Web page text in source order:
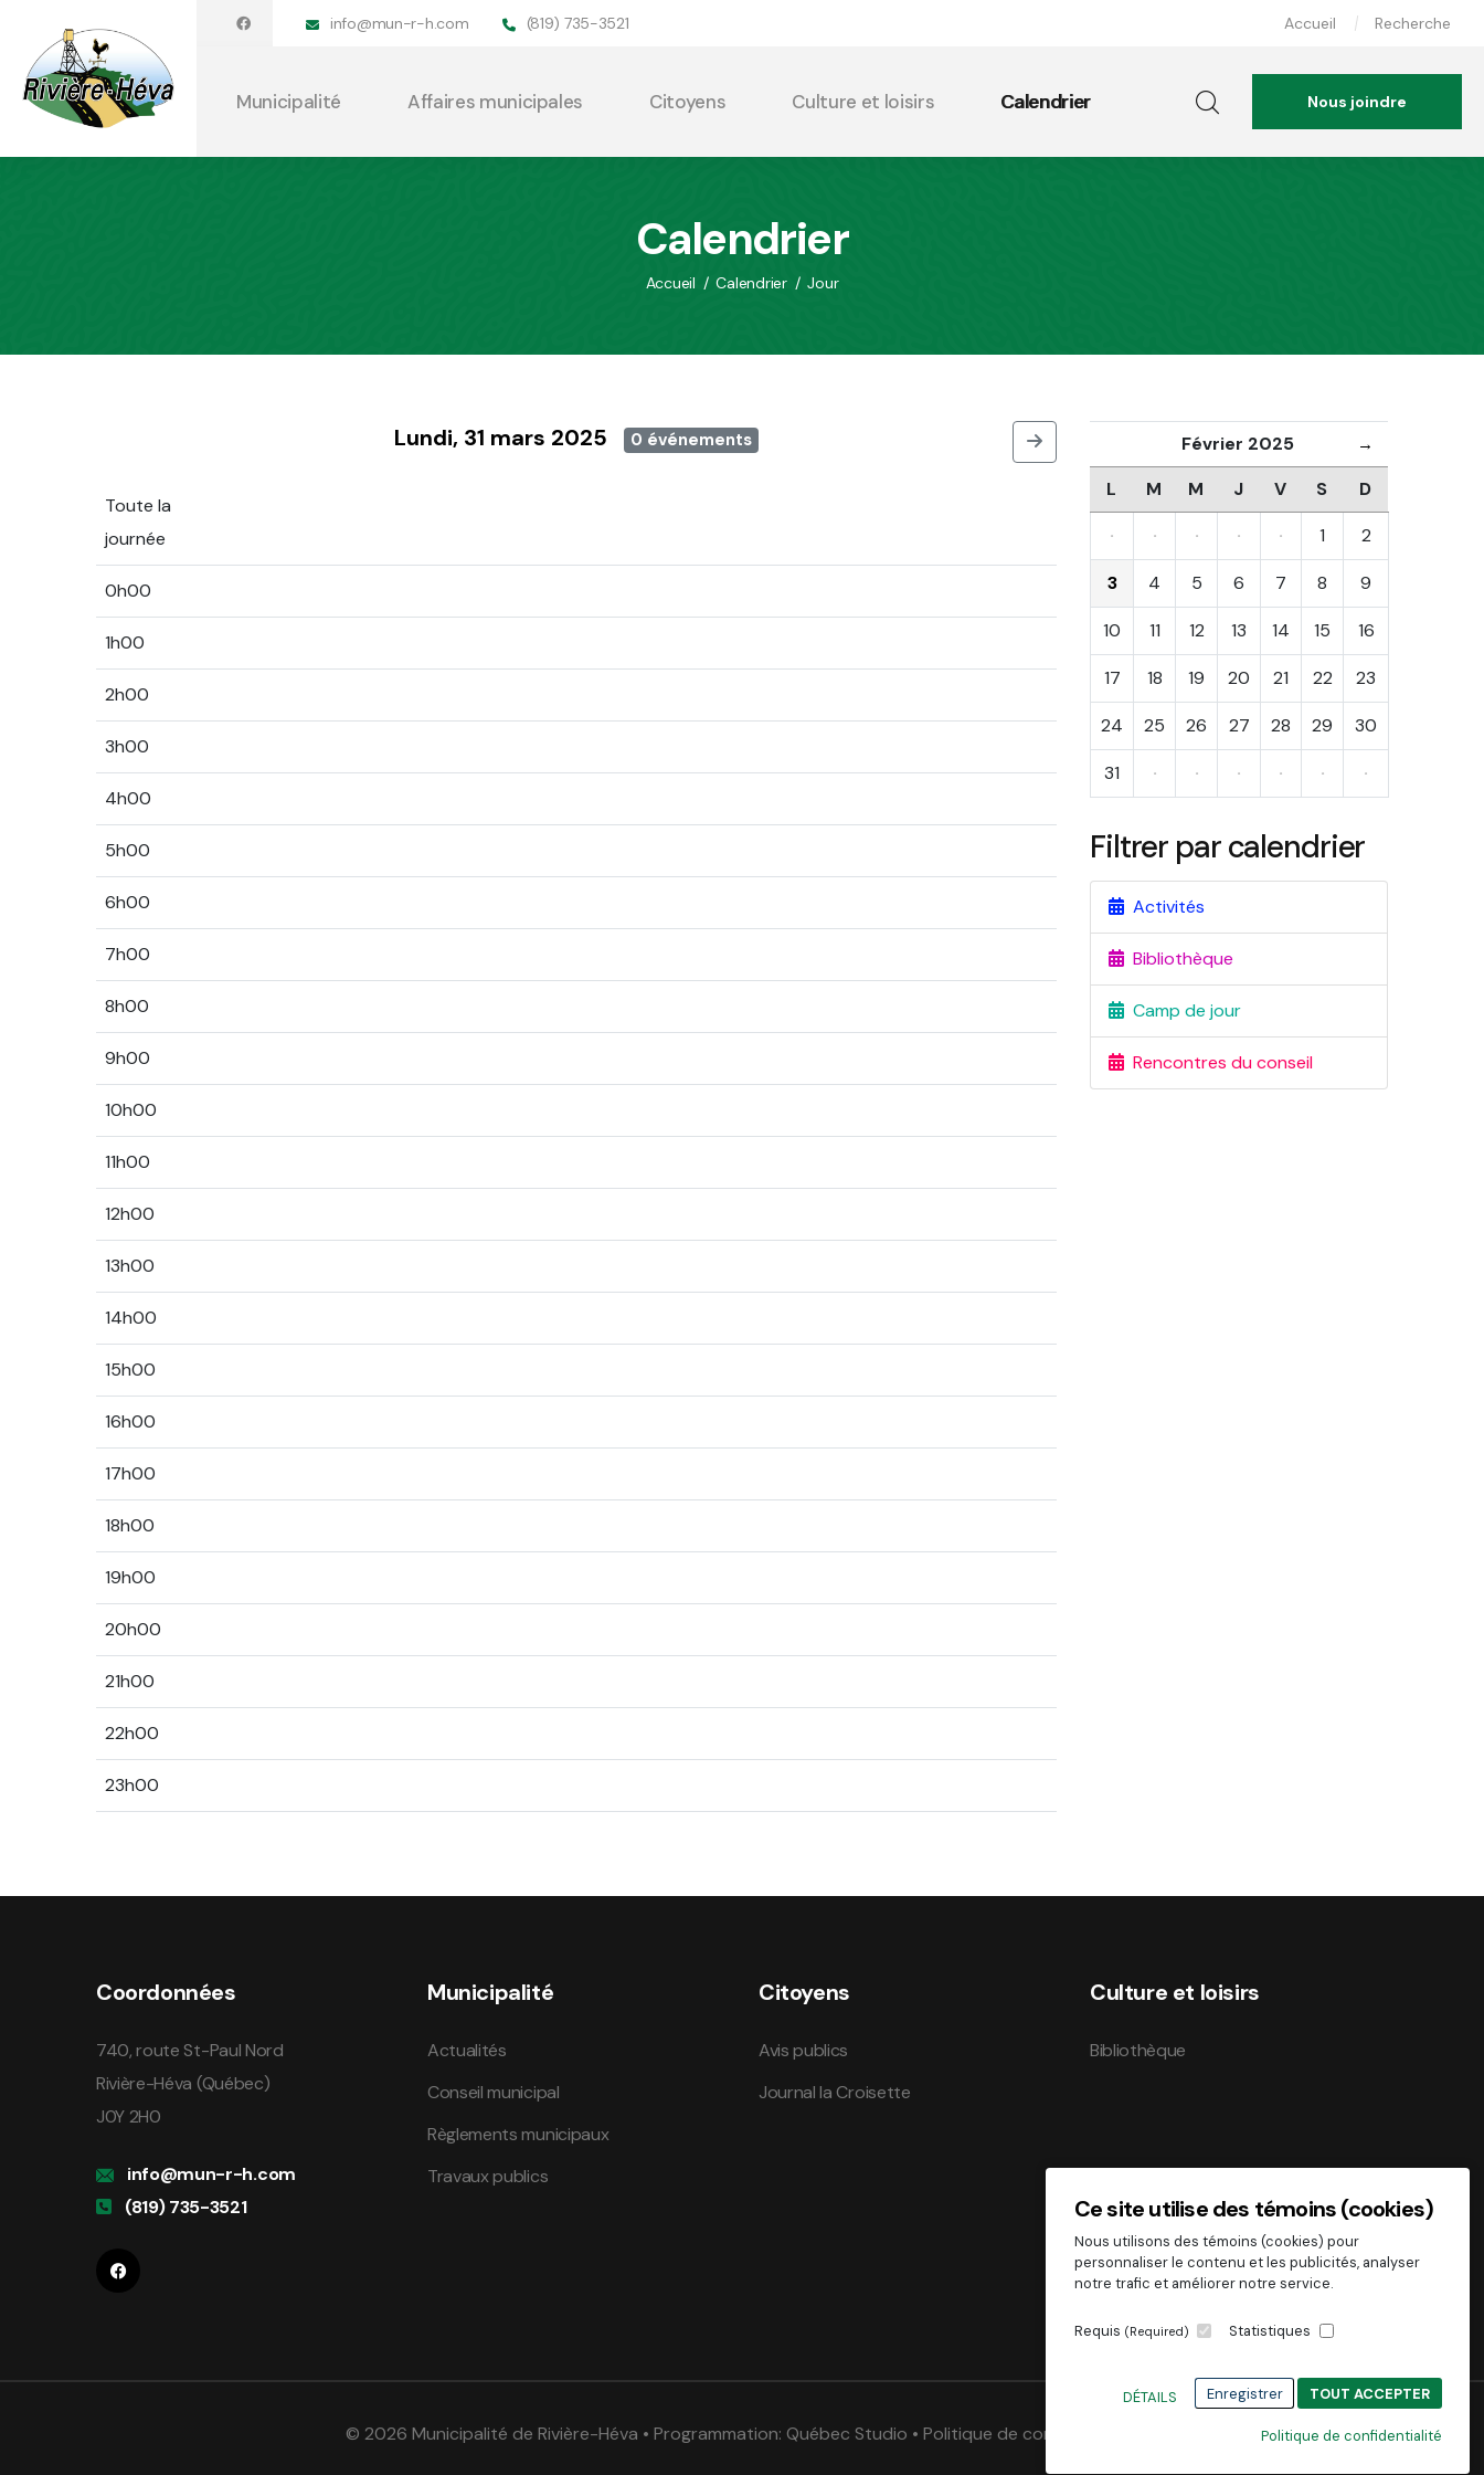
Ce site utilise des témoins (cookies)
Nous utilisons des témoins (cookies) pour
personnaliser le contenu et les publicités, analyser
notre trafic et améliorer notre service.
Requis (Required) Statistiques
DÉTAILS Enregistrer TOUT ACCEPTER
Politique de confidentialité
info@mun-r-h.com (819) 735-3521 Accueil Recherche
Municipalité Affaires municipales Citoyens Culture et loisirs Calendrier Nous joindre
Calendrier
Accueil / Calendrier / Jour
Lundi, 31 mars 2025 0 événements
Toute la
journée
0h00
1h00
2h00
3h00
4h00
5h00
6h00
7h00
8h00
9h00
10h00
11h00
12h00
13h00
14h00
15h00
16h00
17h00
18h00
19h00
20h00
21h00
22h00
23h00
Février 2025 →
L M M J V S
D
·
· · · · 1 2
3 4 5 6 7 8 9
10 11 12 13 14 15 16
17 18 19 20 21 22 23
24 25 26 27 28 29 30
31 · · · · · ·
Filtrer par calendrier
Activités
Bibliothèque
Camp de jour
Rencontres du conseil
Coordonnées
740, route St-Paul Nord
Rivière-Héva (Québec)
J0Y 2H0
info@mun-r-h.com
(819) 735-3521
Municipalité
Actualités
Conseil municipal
Règlements municipaux
Travaux publics
Citoyens
Avis publics
Journal la Croisette
Culture et loisirs
Bibliothèque
© 2026 Municipalité de Rivière-Héva • Programmation: Québec Studio • Politique de confidentialité